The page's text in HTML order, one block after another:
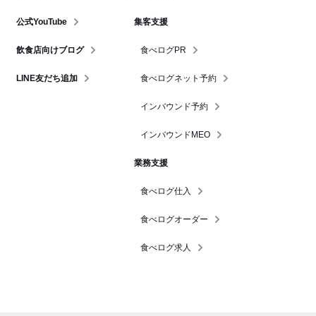
公式YouTube
飲食店向けブログ
LINE友だち追加
集客支援
食べログPR
食べログネット予約
インバウンド予約
インバウンドMEO
業務支援
食べログ仕入
食べログオーダー
食べログ求人